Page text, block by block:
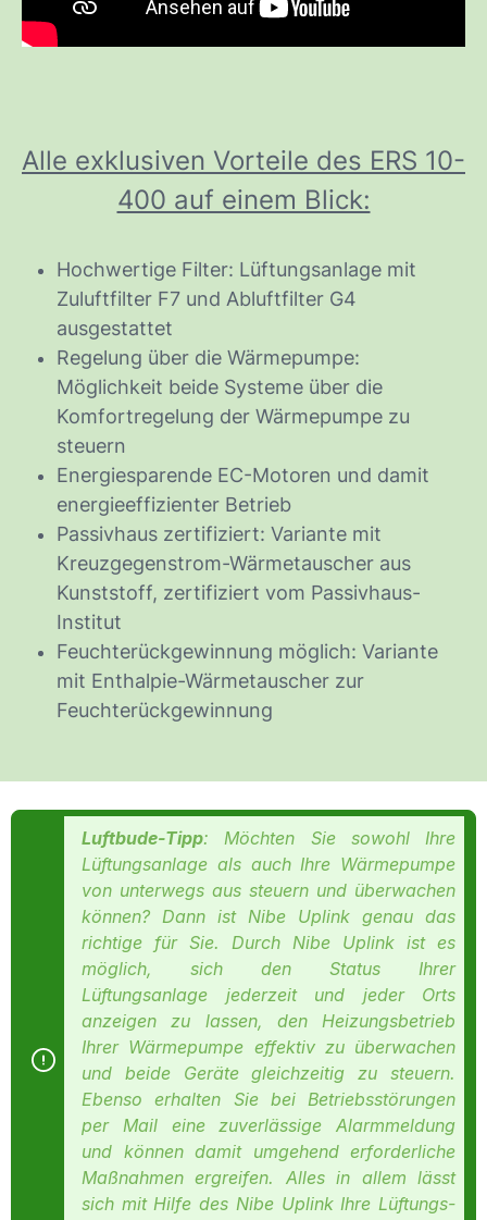
Alle exklusiven Vorteile des ERS 10-
400 auf einem Blick:
Hochwertige Filter: Lüftungsanlage mit
Zuluftfilter F7 und Abluftfilter G4
ausgestattet
Regelung über die Wärmepumpe:
Möglichkeit beide Systeme über die
Komfortregelung der Wärmepumpe zu
steuern
Energiesparende EC-Motoren und damit
energieeffizienter Betrieb
Passivhaus zertifiziert: Variante mit
Kreuzgegenstrom-Wärmetauscher aus
Kunststoff, zertifiziert vom Passivhaus-
Institut
Feuchterückgewinnung möglich: Variante
mit Enthalpie-Wärmetauscher zur
Feuchterückgewinnung
Luftbude-Tipp: Möchten Sie sowohl Ihre
Lüftungsanlage als auch Ihre Wärmepumpe
von unterwegs aus steuern und überwachen
können? Dann ist Nibe Uplink genau das
richtige für Sie. Durch Nibe Uplink ist es
möglich, sich den Status Ihrer
Lüftungsanlage jederzeit und jeder Orts
anzeigen zu lassen, den Heizungsbetrieb
Ihrer Wärmepumpe effektiv zu überwachen
und beide Geräte gleichzeitig zu steuern.
Ebenso erhalten Sie bei Betriebsstörungen
per Mail eine zuverlässige Alarmmeldung
und können damit umgehend erforderliche
Maßnahmen ergreifen. Alles in allem lässt
sich mit Hilfe des Nibe Uplink Ihre Lüftungs-